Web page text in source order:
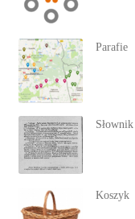
Parafie
Koszyk